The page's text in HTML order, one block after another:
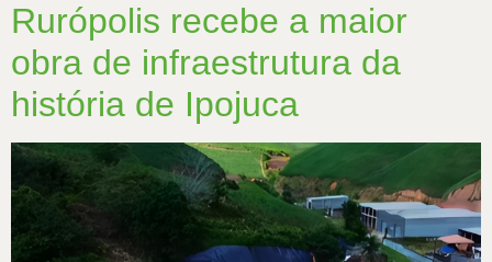
Rurópolis recebe a maior
obra de infraestrutura da
história de Ipojuca